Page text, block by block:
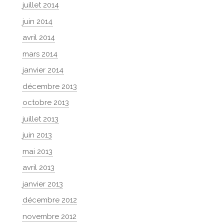
juillet 2014
juin 2014
avril 2014
mars 2014
janvier 2014
décembre 2013
octobre 2013
juillet 2013
juin 2013
mai 2013
avril 2013
janvier 2013
décembre 2012
novembre 2012